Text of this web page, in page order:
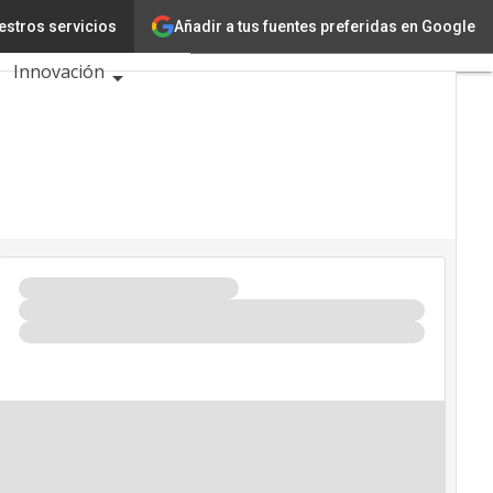
Añadir a tus fuentes preferidas en Google
servicios
Tecnología
Innovación
Calendario de
Eventos TIC 2026